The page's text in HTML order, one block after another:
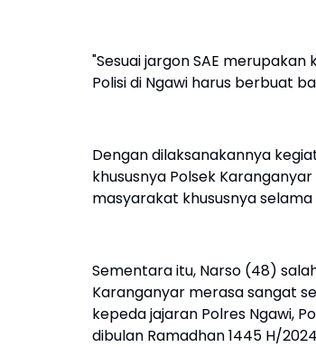
"Sesuai jargon SAE
Polisi di Ngawi harus berbuat
Dengan dilaksanakannya
khususnya Polsek
masyarakat khususnya
Sementara itu, Narso (48)
Karanganyar merasa sangat
kepeda jajaran Polres Ngawi,
dibulan Ramadhan 1445 H/